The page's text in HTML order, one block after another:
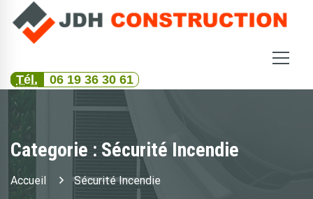
Tél. 06 19 36 30 61
Categorie : Sécurité Incendie
Accueil Sécurité Incendie